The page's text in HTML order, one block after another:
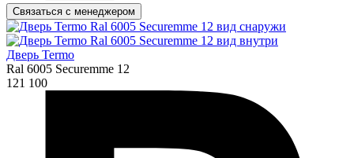
Связаться с менеджером
Дверь Termo
Ral 6005 Securemme 12
121 100